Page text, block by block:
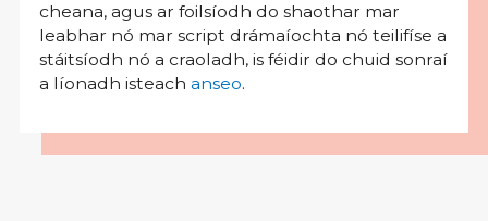
cheana, agus ar foilsíodh do shaothar mar
leabhar nó mar script drámaíochta nó teilifíse a
stáitsíodh nó a craoladh, is féidir do chuid sonraí
a líonadh isteach anseo.